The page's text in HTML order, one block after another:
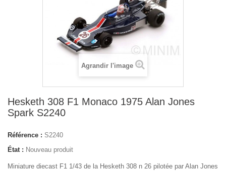
Agrandir l'image
Hesketh 308 F1 Monaco 1975 Alan Jones
Spark S2240
Référence : S2240
État : Nouveau produit
Miniature diecast F1 1/43 de la Hesketh 308 n 26 pilotée par Alan Jones